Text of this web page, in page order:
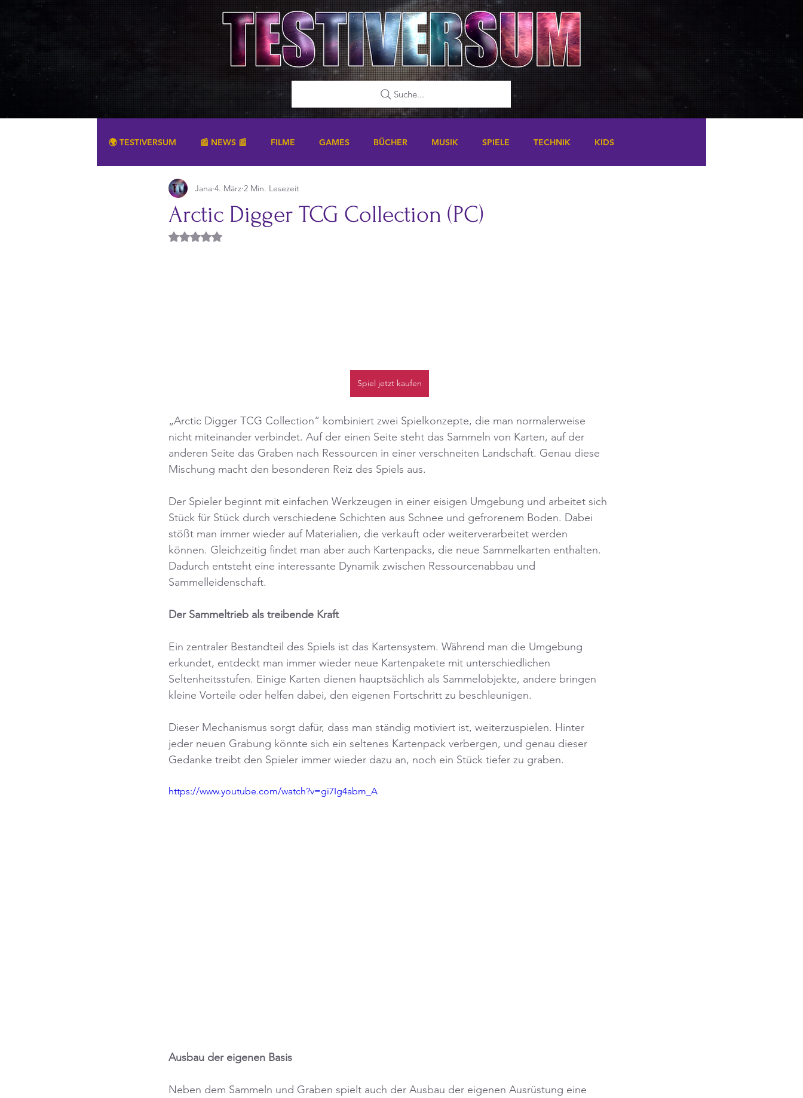
Suche...
🌍 TESTIVERSUM 📰 NEWS 📰 FILME GAMES BÜCHER MUSIK SPIELE TECHNIK KIDS
SONSTIGES
Arctic Digger TCG Collection (PC)
Jana 4. März 2 Min. Lesezeit
Mit NaN von 5 Sternen bewertet.
Spiel jetzt kaufen
„Arctic Digger TCG Collection“ kombiniert zwei Spielkonzepte, die man normalerweise
nicht miteinander verbindet. Auf der einen Seite steht das Sammeln von Karten, auf der
anderen Seite das Graben nach Ressourcen in einer verschneiten Landschaft. Genau diese
Mischung macht den besonderen Reiz des Spiels aus.
Der Spieler beginnt mit einfachen Werkzeugen in einer eisigen Umgebung und arbeitet sich
Stück für Stück durch verschiedene Schichten aus Schnee und gefrorenem Boden. Dabei
stößt man immer wieder auf Materialien, die verkauft oder weiterverarbeitet werden
können. Gleichzeitig findet man aber auch Kartenpacks, die neue Sammelkarten enthalten.
Dadurch entsteht eine interessante Dynamik zwischen Ressourcenabbau und
Sammelleidenschaft.
Der Sammeltrieb als treibende Kraft
Ein zentraler Bestandteil des Spiels ist das Kartensystem. Während man die Umgebung
erkundet, entdeckt man immer wieder neue Kartenpakete mit unterschiedlichen
Seltenheitsstufen. Einige Karten dienen hauptsächlich als Sammelobjekte, andere bringen
kleine Vorteile oder helfen dabei, den eigenen Fortschritt zu beschleunigen.
Dieser Mechanismus sorgt dafür, dass man ständig motiviert ist, weiterzuspielen. Hinter
jeder neuen Grabung könnte sich ein seltenes Kartenpack verbergen, und genau dieser
Gedanke treibt den Spieler immer wieder dazu an, noch ein Stück tiefer zu graben.
https://www.youtube.com/watch?v=gi7Ig4abm_A
Ausbau der eigenen Basis
Neben dem Sammeln und Graben spielt auch der Ausbau der eigenen Ausrüstung eine